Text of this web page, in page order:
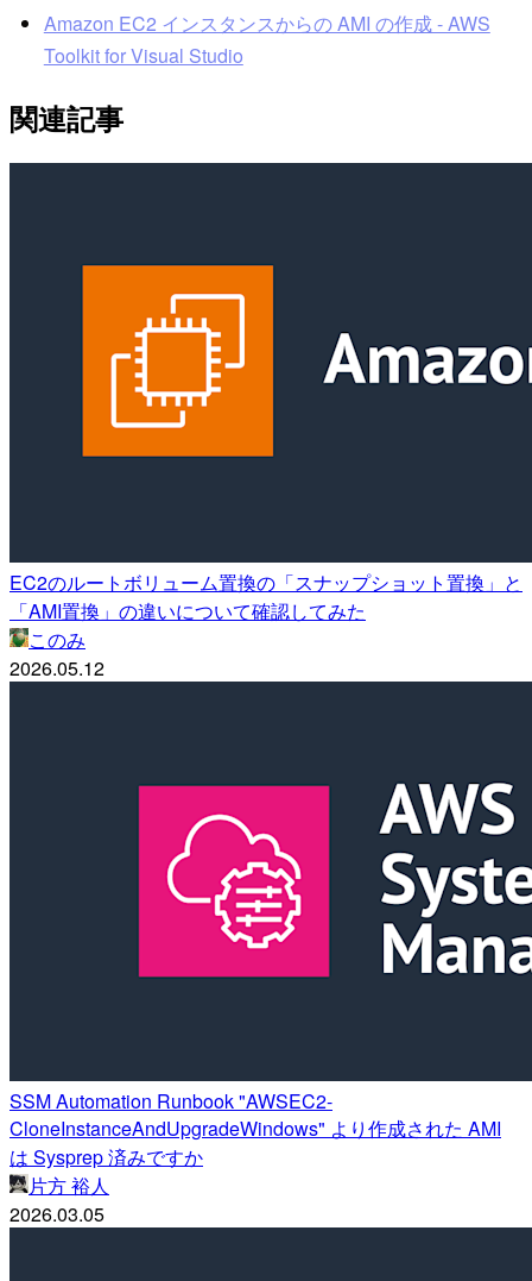
Amazon EC2 インスタンスからの AMI の作成 - AWS
Toolkit for Visual Studio
関連記事
EC2のルートボリューム置換の「スナップショット置換」と
「AMI置換」の違いについて確認してみた
このみ
2026.05.12
SSM Automation Runbook "AWSEC2-
CloneInstanceAndUpgradeWindows" より作成された AMI
は Sysprep 済みですか
片方 裕人
2026.03.05